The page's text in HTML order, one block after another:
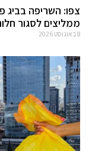
צפו: השריפה בביג
ממליצים לסגור
8 באוגוסט 2026